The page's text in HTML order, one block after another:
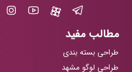
مطالب مفید
طراحی بسته بندی
طراحی لوگو مشهد